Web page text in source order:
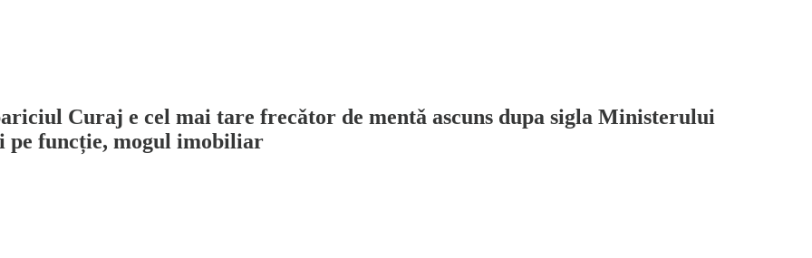
Curaj e cel mai tare frecǎtor de mentǎ ascuns dupa sigla Ministerului
pe funcție, mogul imobiliar